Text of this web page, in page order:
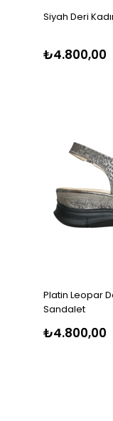
Siyah Deri
₺4.800,00
Platin Leopar
Sandalet
₺4.800,00